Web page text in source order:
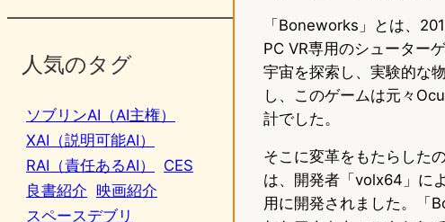
人気のタグ
ソブリンAI（AI主権）
XAI（説明可能AI）
RAI（責任あるAI）
CES
良書紹介 映画紹介
スペースデブリ
「Boneworks」とは、
PC VR専用のシューター
宇宙を探索し、実験的な
し、このゲームは元々
計でした。
そこに変革をもたらした
は、開発者「volx64」に
用に開発されました。「